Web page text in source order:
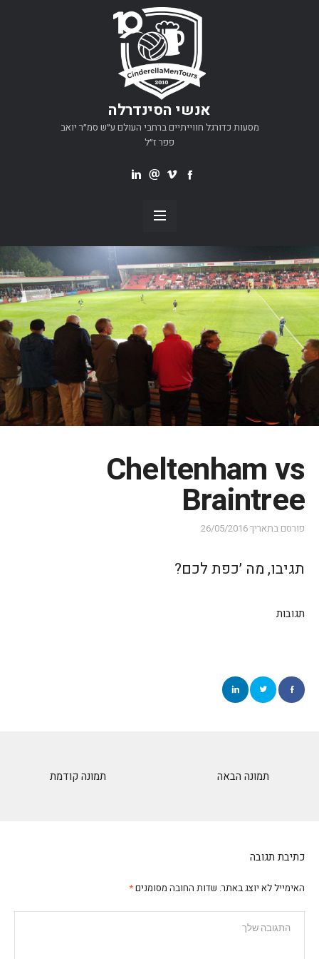
אנשי הסינדרלה
מסעות כדורגל חווייתיים ברחבי העולם ע״ש סמ״ר יואב
פפר ז״ל
Cheltenham vs
Braintree
פורסם בתאריך26/05/2016
תגיבו, מה ׳כפת לכם?
תגובות
תמונה קודמת תמונה הבאה
כתיבת תגובה
האימייל לא יוצג באתר. שדות החובה מסומנים*